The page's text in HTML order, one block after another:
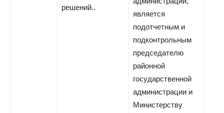
решений..
является
подотчетным и
подконтрольным
председателю
районной
государственной
администрации и
Министерству